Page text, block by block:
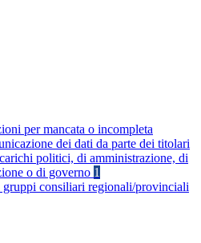
per mancata o incompleta
dei dati da parte dei titolari
politici, di amministrazione, di
o di governo 1
gruppi consiliari regionali/provinciali